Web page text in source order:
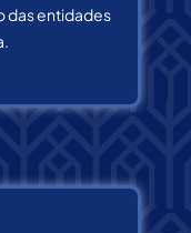
das entidades